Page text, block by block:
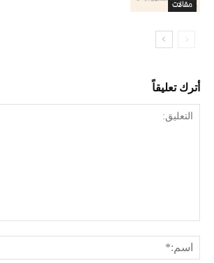
مقالات
أترك تعليقاً